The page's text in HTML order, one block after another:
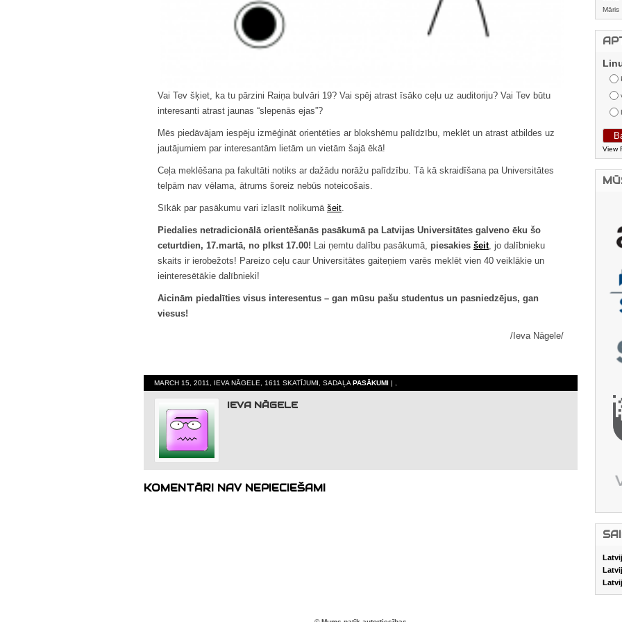
Vai Tev šķiet, ka tu pārzini Raiņa bulvāri 19? Vai spēj atrast īsāko ceļu uz auditoriju? Vai Tev būtu
interesanti atrast jaunas “slepenās ejas”?
Mēs piedāvājam iespēju izmēģināt orientēties ar blokshēmu palīdzību, meklēt un atrast atbildes uz
jautājumiem par interesantām lietām un vietām šajā ēkā!
Ceļa meklēšana pa fakultāti notiks ar dažādu norāžu palīdzību. Tā kā skraidīšana pa Universitātes
telpām nav vēlama, ātrums šoreiz nebūs noteicošais.
Sīkāk par pasākumu vari izlasīt nolikumā šeit.
Piedalies netradicionālā orientēšanās pasākumā pa Latvijas Universitātes galveno ēku šo
ceturtdien, 17.martā, no plkst 17.00! Lai ņemtu dalību pasākumā, piesakies šeit, jo dalībnieku
skaits ir ierobežots! Pareizo ceļu caur Universitātes gaiteņiem varēs meklēt vien 40 veiklākie un
ieinteresētākie dalībnieki!
Aicinām piedalīties visus interesentus – gan mūsu pašu studentus un pasniedzējus, gan
viesus!
/Ieva Nāgele/
MARCH 15, 2011, IEVA NĀGELE, 1611 SKATĪJUMI, SADAĻAPASĀKUMI | ,
IEVA NĀGELE
KOMENTĀRI NAV NEPIECIEŠAMI
Māris
View